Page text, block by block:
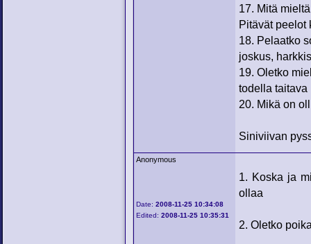
17. Mitä
Pitävät peelot
18. Pelaatko
joskus,
19. Oletko
todella taitava
20. Mikä on
Siniviivan
Anonymous
Date:2008-11-25 10:34:08
Edited:2008-11-25 10:35:31
1. Koska ja
ollaa
2. Oletko